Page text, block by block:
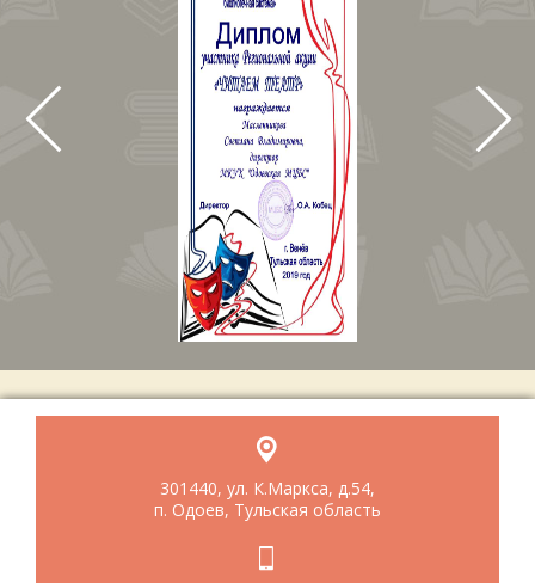
301440, ул. К.Маркса, д.54,
п. Одоев, Тульская область